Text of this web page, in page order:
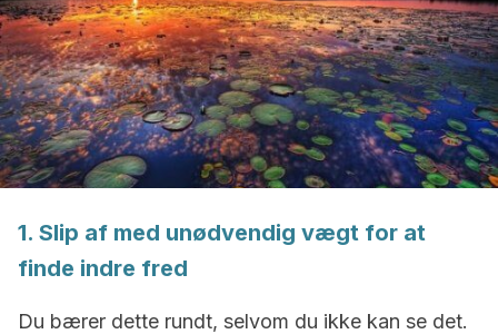
1. Slip af med unødvendig vægt for at
finde indre fred
Du bærer dette rundt, selvom du ikke kan se det.